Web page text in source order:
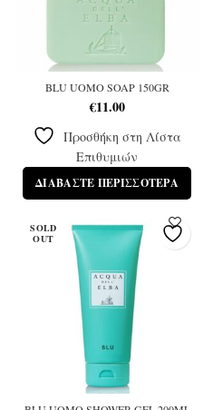
BLU UOMO SOAP 150GR
€11.00
Προσθήκη στη Λίστα
Επιθυμιών
ΔΙΑΒΆΣΤΕ ΠΕΡΙΣΣΌΤΕΡΑ
SOLD
OUT